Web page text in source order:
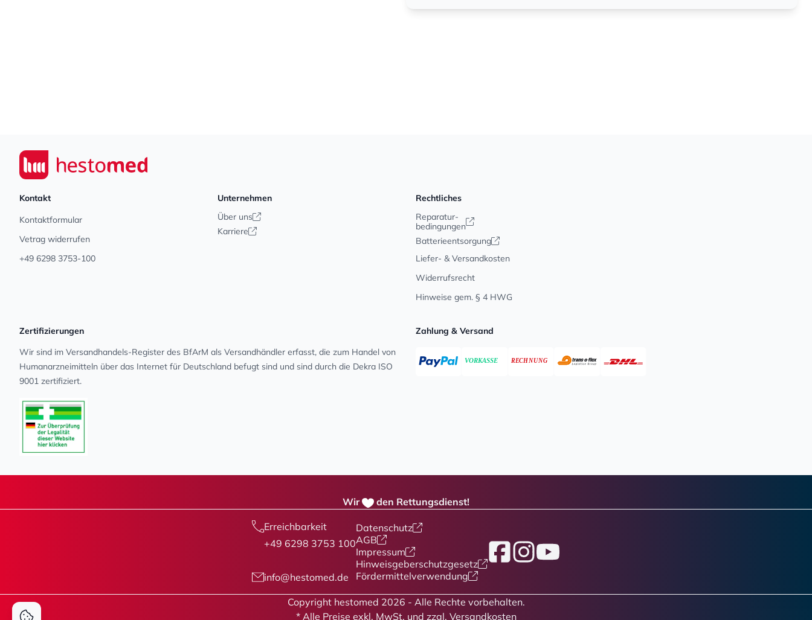
Seiwert GmbH
Kontakt
Kontaktformular
Vetrag widerrufen
+49 6298 3753-100
Unternehmen
Über uns
Karriere
Rechtliches
Reparatur-
bedingungen
Batterieentsorgung
Liefer- & Versandkosten
Widerrufsrecht
Hinweise gem. § 4 HWG
Zertifizierungen
Wir sind im Versandhandels-Register des BfArM als Versandhändler erfasst, die zum Handel von
Human­arz­nei­mit­teln über das Internet für Deutschland befugt sind und sind durch die Dekra ISO
9001 zertifiziert.
Zahlung & Versand
Wir den Rettungsdienst!
Erreichbarkeit
+49 6298 3753 100
info@hestomed.de
Datenschutz
AGB
Impressum
Hinweisgeberschutzgesetz
Fördermittelverwendung
FacebookInstagram
YouTube
Copyright hestomed 2026 - Alle Rechte vorbehalten.
* Alle Preise exkl. MwSt. und zzgl. Versandkosten